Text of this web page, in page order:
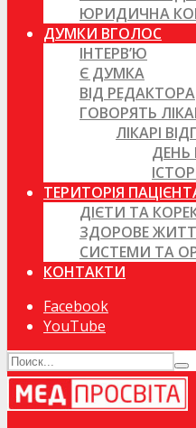
ЮРИДИЧНА
ДУМКИ ВГОЛОС
ІНТЕРВ’Ю
Є ДУМКА
ВІД РЕДАКТОРА
ГОВОРЯТЬ
ЛІКАРІ
ДЕНЬ
ТЕРИТОРІЯ
ДІЄТИ ТА
ЗДОРОВЕ
СИСТЕМИ ТА
КОНТАКТИ
Facebook
YouTube